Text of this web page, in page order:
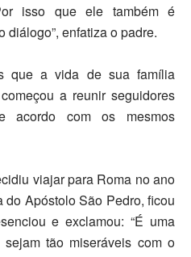
isso que ele também é
diálogo”, enfatiza o padre.
que a vida de sua família
a reunir seguidores
acordo com os mesmos
viajar para Roma no ano
Apóstolo São Pedro, ficou
e exclamou: “É uma
tão miseráveis com o